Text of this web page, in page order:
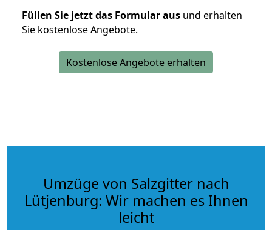
Füllen Sie jetzt das Formular aus und erhalten
Sie kostenlose Angebote.
Kostenlose Angebote erhalten
Umzüge von Salzgitter nach
Lütjenburg: Wir machen es Ihnen
leicht